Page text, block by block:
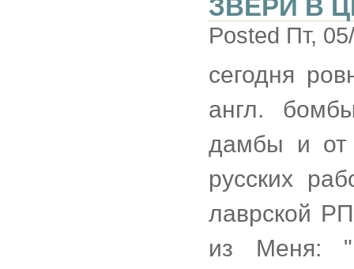
ЗВЕРИ В
Posted Пт,
сегодня
англ.
дамбы и от
русских
лаврской
из Меня: "